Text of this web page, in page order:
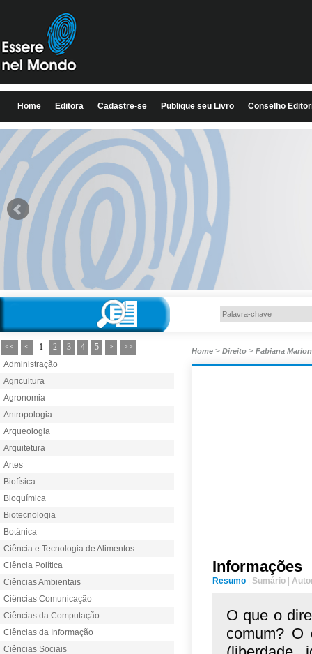
Home Editora Cadastre-se Publique seu Livro Conselho
<< < 1 2 3 4 5 >
>>
Administração
Agricultura
Agronomia
Antropologia
Arqueologia
Arquitetura
Artes
Biofísica
Bioquímica
Biotecnologia
Botânica
Ciência e Tecnologia de Alimentos
Ciência Política
Ciências Ambientais
Ciências Comunicação
Ciências da Computação
Ciências da Informação
Ciências Sociais
Home > Direito > Fabiana
Informações
Resumo Sumário
O que o
comum?